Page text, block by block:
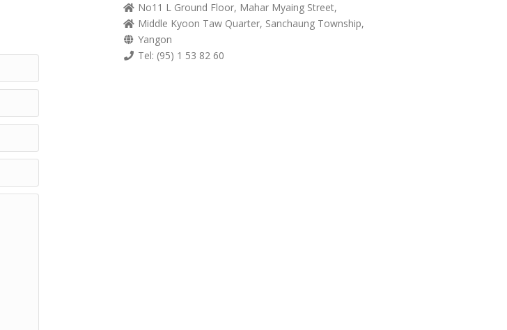
No11 L Ground Floor, Mahar Myaing Street,
Middle Kyoon Taw Quarter, Sanchaung Township,
Yangon
Tel: (95) 1 53 82 60